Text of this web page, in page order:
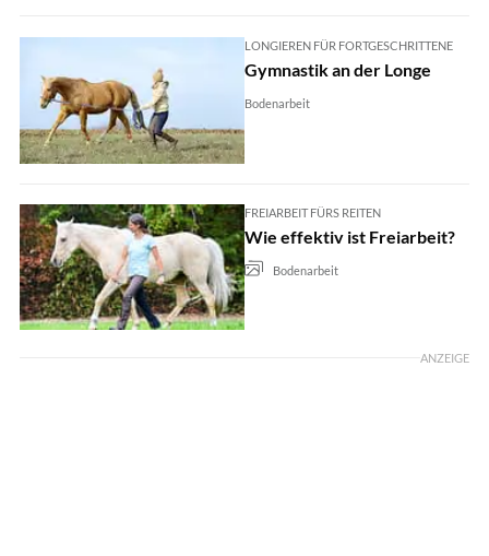
LONGIEREN FÜR FORTGESCHRITTENE
Gymnastik an der Longe
Bodenarbeit
FREIARBEIT FÜRS REITEN
Wie effektiv ist Freiarbeit?
Bodenarbeit
ANZEIGE